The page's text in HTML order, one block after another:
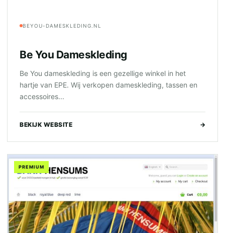
BEYOU-DAMESKLEDING.NL
Be You Dameskleding
Be You dameskleding is een gezellige winkel in het
hartje van EPE. Wij verkopen dameskleding, tassen en
accessoires...
BEKIJK WEBSITE →
PREMIUM